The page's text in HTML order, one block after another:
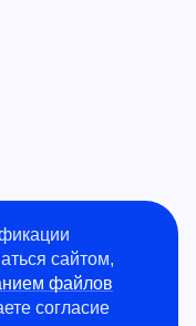
сайтом,
файлов
согласие